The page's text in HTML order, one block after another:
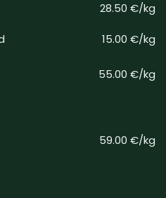
28.50 €/kg
15.00 €/kg
55.00 €/kg
Décembre
59.00 €/kg
Décembre